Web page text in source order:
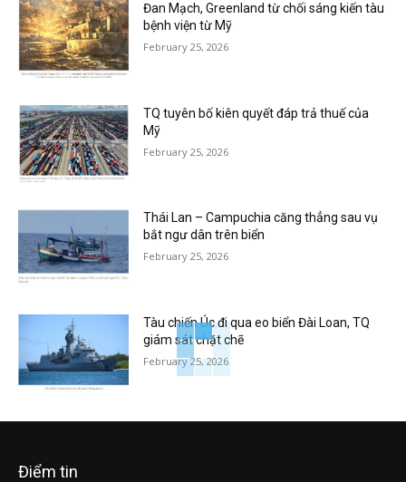
Đan Mạch, Greenland từ chối sáng kiến tàu
bệnh viện từ Mỹ
February 25, 2026
TQ tuyên bố kiên quyết đáp trả thuế của
Mỹ
February 25, 2026
Thái Lan – Campuchia căng thẳng sau vụ
bắt ngư dân trên biển
February 25, 2026
Tàu chiến Úc đi qua eo biển Đài Loan, TQ
giám sát chặt chẽ
February 25, 2026
Điểm tin